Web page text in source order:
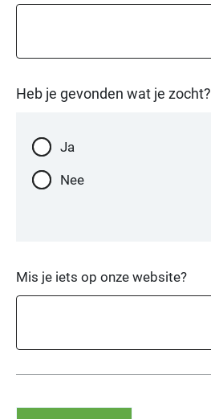
Heb je gevonden wat je zocht?
Heb
je
gevonden
Ja
Nee
Mis je iets op onze website?